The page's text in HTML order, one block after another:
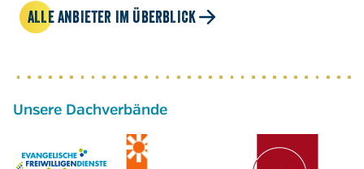
ALLE ANBIETER IM ÜBERBLICK